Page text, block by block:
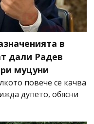
в
дали Радев
муцуни
повече се качва
дупето, обясни